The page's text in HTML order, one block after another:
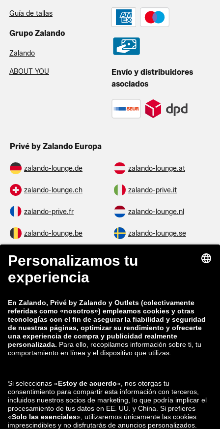
Guía de tallas
Grupo Zalando
Zalando
ABOUT YOU
Envío y distribuidores
asociados
Privé by Zalando Europa
zalando-lounge.de zalando-lounge.at
zalando-lounge.ch zalando-prive.it
zalando-prive.fr zalando-lounge.nl
zalando-lounge.be zalando-lounge.se
zalando-lounge.fi
zalando-lounge.co.uk
zalando-prive.es zalando-lounge.cz
zalando-lounge.lt zalando-lounge.sk
zalando-lounge.ro zalando-lounge.hr
zalando-lounge.lu zalando-lounge.ee
zalando-lounge.lv zalando-lounge.no